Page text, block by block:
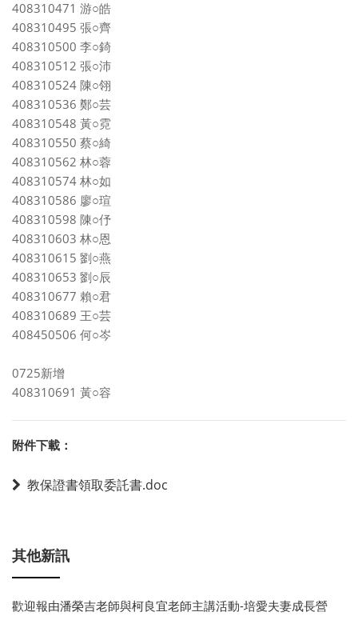
408310471 游○皓
408310495 張○齊
408310500 李○錡
408310512 張○沛
408310524 陳○翎
408310536 鄭○芸
408310548 黃○霓
408310550 蔡○綺
408310562 林○蓉
408310574 林○如
408310586 廖○瑄
408310598 陳○伃
408310603 林○恩
408310615 劉○燕
408310653 劉○辰
408310677 賴○君
408310689 王○芸
408450506 何○岑
0725新增
408310691 黃○容
附件下載：
教保證書領取委託書.doc
其他新訊
歡迎報由潘榮吉老師與柯良宜老師主講活動-培愛夫妻成長營